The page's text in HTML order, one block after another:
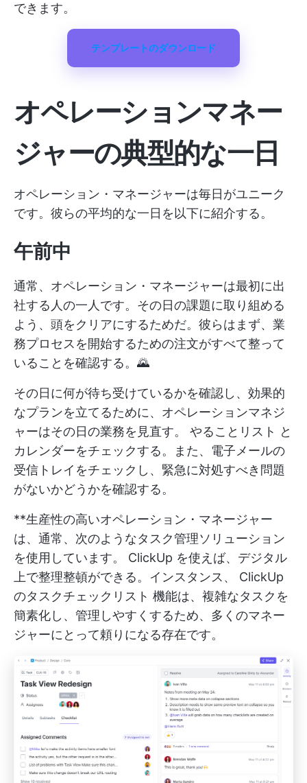
できます。
テンプレートのダウンロード
オペレーションマネー
ジャーの典型的な一日
オペレーション・マネージャーは毎日がユニーク
です。彼らの平均的な一日を以下に紹介する。
午前中
通常、オペレーション・マネージャーは最初に出
社する人の一人です。その日の課題に取り組める
よう、頭をクリアにするためだ。彼らはまず、業
務プロセスを開始するための注文がすべて整って
いることを確認する。🌄
その日に何が待ち受けているかを確認し、効果的
なプランを立てるために、オペレーションマネジ
ャーはその日の業務を見直す。 やることリスト と
カレンダーをチェックする。また、電子メールの
受信トレイをチェックし、緊急に対処すべき問題
がないかどうかを確認する。
**生産性の高いオペレーション・マネージャー
は、通常、次のようなタスク管理ソリューション
を使用しています。 ClickUp を使えば、デジタル
上で整理整頓ができる。インスタンス、 ClickUp
のタスクチェックリスト 機能は、複雑なタスクを
簡素化し、管理しやすくするため、多くのマネー
ジャーにとって頼りになる存在です。